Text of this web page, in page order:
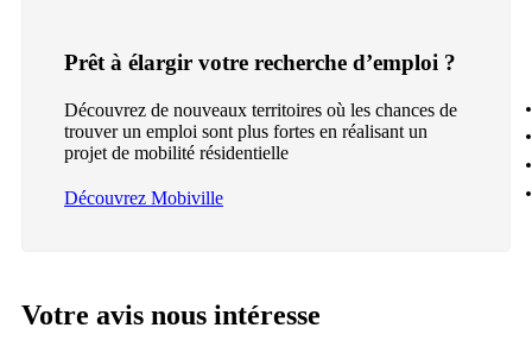
Prêt à élargir votre recherche d’emploi ?
Découvrez de nouveaux territoires où les chances de
trouver un emploi sont plus fortes en réalisant un
projet de mobilité résidentielle
Découvrez Mobiville
Votre avis nous intéresse